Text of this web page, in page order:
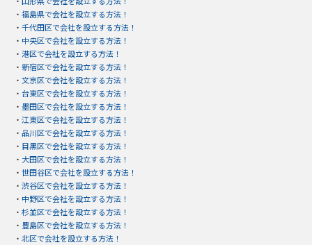
・ 福島県で会社を設立する方法！
・ 千代田区で会社を設立する方法！
・ 中央区で会社を設立する方法！
・ 港区で会社を設立する方法！
・ 新宿区で会社を設立する方法！
・ 文京区で会社を設立する方法！
・ 台東区で会社を設立する方法！
・ 墨田区で会社を設立する方法！
・ 江東区で会社を設立する方法！
・ 品川区で会社を設立する方法！
・ 目黒区で会社を設立する方法！
・ 大田区で会社を設立する方法！
・ 世田谷区で会社を設立する方法！
・ 渋谷区で会社を設立する方法！
・ 中野区で会社を設立する方法！
・ 杉並区で会社を設立する方法！
・ 豊島区で会社を設立する方法！
・ 北区で会社を設立する方法！